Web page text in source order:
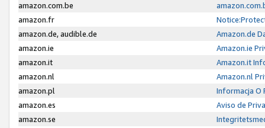
amazon.com.be
amazon.fr
amazon.de, audible.de
Amazon.de
amazon.ie
Amazon.ie
amazon.it
Amazon.it
amazon.nl
Amazon.nl
amazon.pl
Informacja O
amazon.es
Aviso de
amazon.se